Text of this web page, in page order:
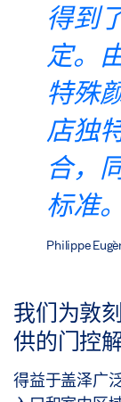
得到
定。
特殊
店独
合，
标准。
Philippe
我们为敦
供的门控
得益于盖泽广